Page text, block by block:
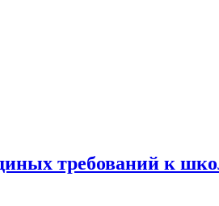
требований к